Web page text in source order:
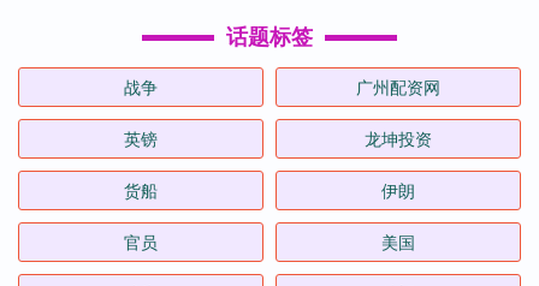
话题标签
战争 广州配资网
英镑 龙坤投资
货船 伊朗
官员 美国